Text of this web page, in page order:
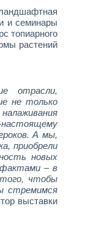
и семинары
топиарного
растений
отрасли,
не только
настоящему
А мы,
приобрели
новых
фактами – в
чтобы
стремимся
выставки